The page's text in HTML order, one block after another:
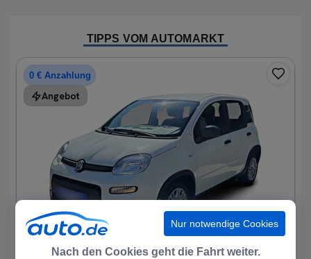
TIPPS VOM AUTOMARKT
0 € Anzahlung
Angebot
|15
Nur notwendige Cookies
Nach den Cookies geht die Fahrt weiter.